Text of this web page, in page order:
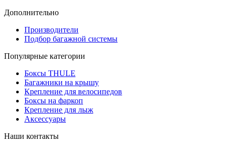
Дополнительно
Производители
Подбор багажной системы
Популярные категории
Боксы THULE
Багажники на крышу
Крепление для велосипедов
Боксы на фаркоп
Крепление для лыж
Аксессуары
Наши контакты